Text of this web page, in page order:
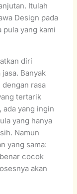
Itulah
Design pada
pula yang kami
diri
Banyak
rasa
tertarik
ada yang ingin
yang hanya
Namun
yang sama:
cocok
akan